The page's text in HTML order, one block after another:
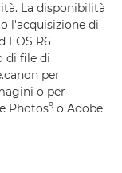
La disponibilità
l'acquisizione di
EOS R6
di file di
per
o per
Photos9 o Adobe